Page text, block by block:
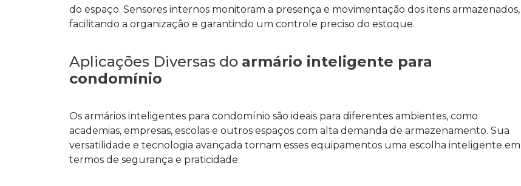
do espaço. Sensores internos monitoram a presença e movimentação dos itens armazenados,
facilitando a organização e garantindo um controle preciso do estoque.
Aplicações Diversas do armário inteligente para
condomínio
Os armários inteligentes para condomínio são ideais para diferentes ambientes, como
academias, empresas, escolas e outros espaços com alta demanda de armazenamento. Sua
versatilidade e tecnologia avançada tornam esses equipamentos uma escolha inteligente em
termos de segurança e praticidade.